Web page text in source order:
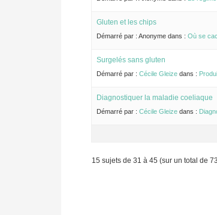
Gluten et les chips
Démarré par : Anonyme dans : Où se
Surgelés sans gluten
Démarré par : Cécile Gleize dans :
Diagnostiquer la maladie coeliaque
Démarré par : Cécile Gleize dans :
15 sujets de 31 à 45 (sur un total de